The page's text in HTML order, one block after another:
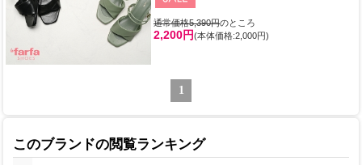
通常価格5,390円のところ
2,200円(本体価格:2,000円)
1
このブランドの閲覧ランキング